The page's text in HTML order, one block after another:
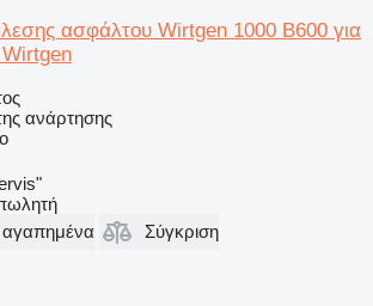
ασφάλτου Wirtgen 1000 B600 για
ανάρτησης
Σύγκριση